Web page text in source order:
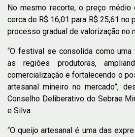
No mesmo recorte, o preço
cerca de R$ 16,01 para R$ 25,61 no
processo gradual de valorização no
“O festival se consolida como uma
as regiões produtoras,
comercialização e fortalecendo o
artesanal mineiro no mercado”,
Conselho Deliberativo do Sebrae
e Silva.
“O queijo artesanal é uma das